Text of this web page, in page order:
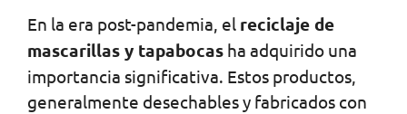
En la era post-pandemia, el reciclaje de
mascarillas y tapabocas ha adquirido una
importancia significativa. Estos productos,
generalmente desechables y fabricados con